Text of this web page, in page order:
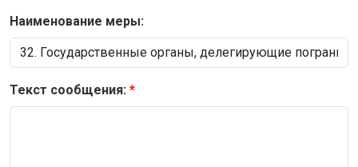
Наименование меры:
Текст сообщения: